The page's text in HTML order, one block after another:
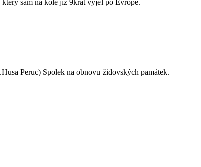
Peruc) Spolek na obnovu židovských památek.